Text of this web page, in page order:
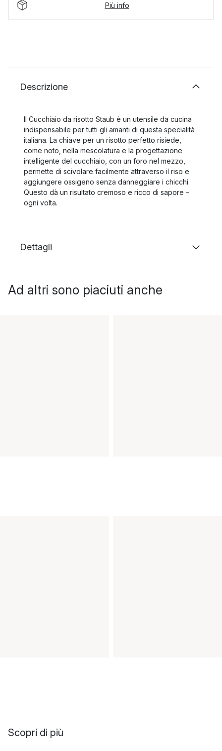
Più info
Descrizione
Il Cucchiaio da risotto Staub è un utensile da cucina
indispensabile per tutti gli amanti di questa specialità
italiana. La chiave per un risotto perfetto risiede,
come noto, nella mescolatura e la progettazione
intelligente del cucchiaio, con un foro nel mezzo,
permette di scivolare facilmente attraverso il riso e
aggiungere ossigeno senza danneggiare i chicchi.
Questo dà un risultato cremoso e ricco di sapore –
ogni volta.
Dettagli
Ad altri sono piaciuti anche
Scopri di più